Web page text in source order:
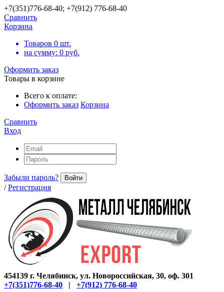
+7(351)776-68-40; +7(912) 776-68-40
Сравнить
Корзина
Товаров 0 шт.
на сумму: 0 руб.
Оформить заказ
Товары в корзине
Всего к оплате:
Оформить заказ Корзина
Сравнить
Вход
Забыли пароль? Войти
/ Регистрация
454139 г. Челябинск, ул. Новороссийская, 30, оф. 301
+7(351)776-68-40 | +7(912) 776-68-40